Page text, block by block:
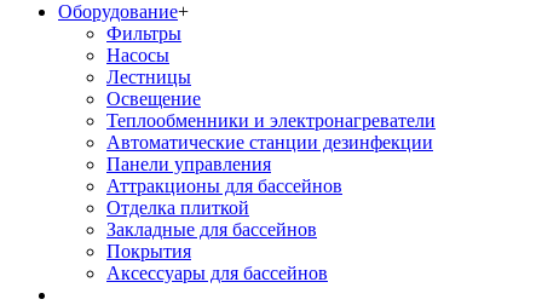
Оборудование+
Фильтры
Насосы
Лестницы
Освещение
Теплообменники и электронагреватели
Автоматические станции дезинфекции
Панели управления
Аттракционы для бассейнов
Отделка плиткой
Закладные для бассейнов
Покрытия
Аксессуары для бассейнов